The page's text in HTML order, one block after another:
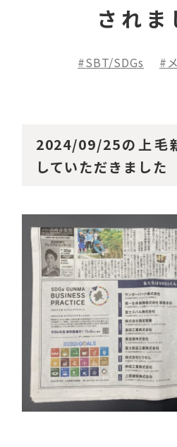
されま
SBT/SDGs
2024/09/25の上毛
していただきました